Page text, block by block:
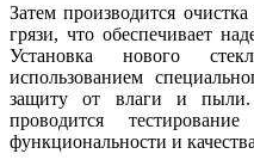
Затем производится
грязи, что обеспечивает
Установка нового
использованием
защиту от влаги и пыли.
проводится
функциональности и